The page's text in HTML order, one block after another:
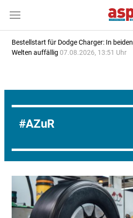
Bestellstart für Dodge Charger: In beiden
Welten auffällig 07.08.2026, 13:51 Uhr
AZuR